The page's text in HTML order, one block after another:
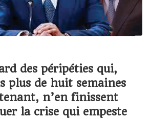
des péripéties qui,
plus de huit semaines
n’en finissent
la crise qui empeste